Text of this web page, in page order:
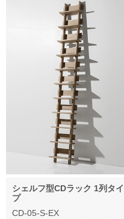
シェルフ型CDラック 1列タイ
プ
CD-05-S-EX